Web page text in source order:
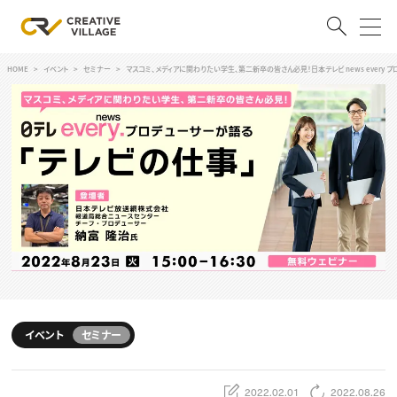
ログイン 会員登録
RECRUIT
クリエイター求人を探す
CREATIVE JOB求人検索
特集求人
採用説明会
スキルアップしたい！
デザイン
TOP Creator’s コラム
HOME イベント セミナー マスコミ、メディアに関わりたい学生、第二新卒の皆さん必見！日本テレビ news every プ
イベント セミナー
2022.02.01 2022.08.26